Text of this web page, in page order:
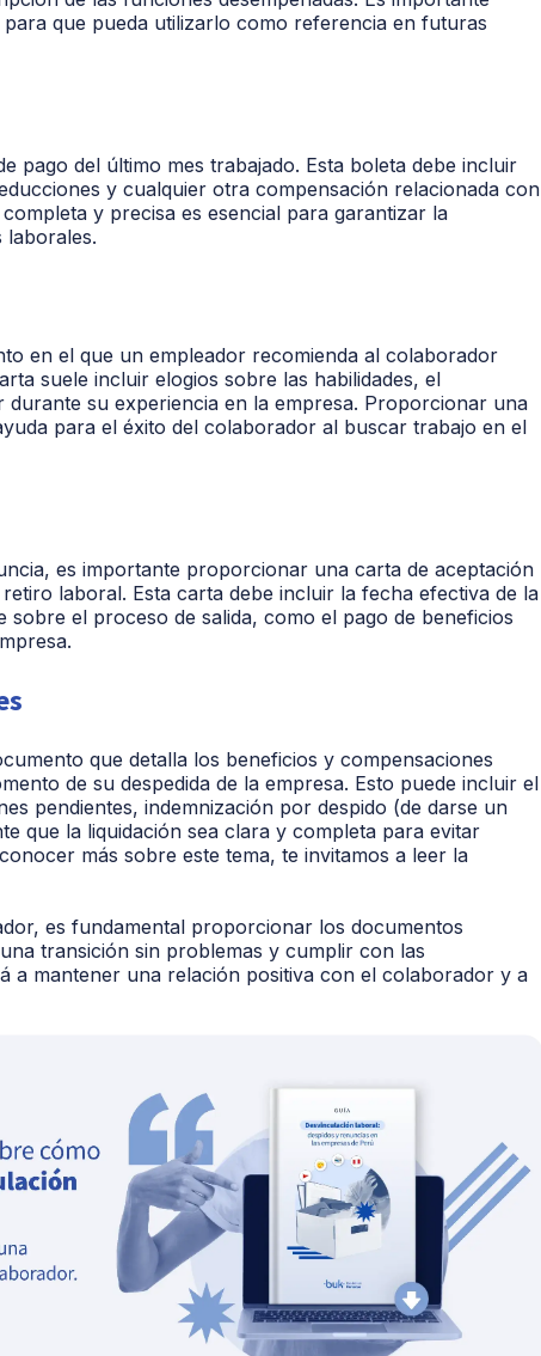
que pueda utilizarlo como referencia en futuras
pago del último mes trabajado. Esta boleta debe incluir
y cualquier otra compensación relacionada con
y precisa es esencial para garantizar la
laborales.
en el que un empleador recomienda al colaborador
suele incluir elogios sobre las habilidades, el
su experiencia en la empresa. Proporcionar una
para el éxito del colaborador al buscar trabajo en el
es importante proporcionar una carta de aceptación
laboral. Esta carta debe incluir la fecha efectiva de la
el proceso de salida, como el pago de beneficios
que detalla los beneficios y compensaciones
de su despedida de la empresa. Esto puede incluir el
pendientes, indemnización por despido (de darse un
que la liquidación sea clara y completa para evitar
más sobre este tema, te invitamos a leer la
es fundamental proporcionar los documentos
transición sin problemas y cumplir con las
a mantener una relación positiva con el colaborador y a